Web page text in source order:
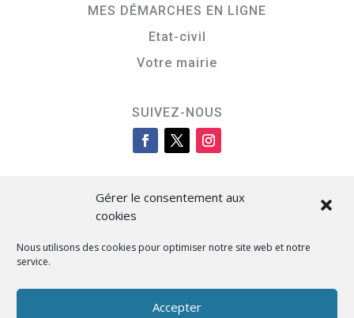
Gérer le consentement aux
cookies
Nous utilisons des cookies pour optimiser notre site web et notre
service.
Accepter
MES DÉMARCHES EN LIGNE
Etat-civil
Votre mairie
SUIVEZ-NOUS
Cità di L’Isula